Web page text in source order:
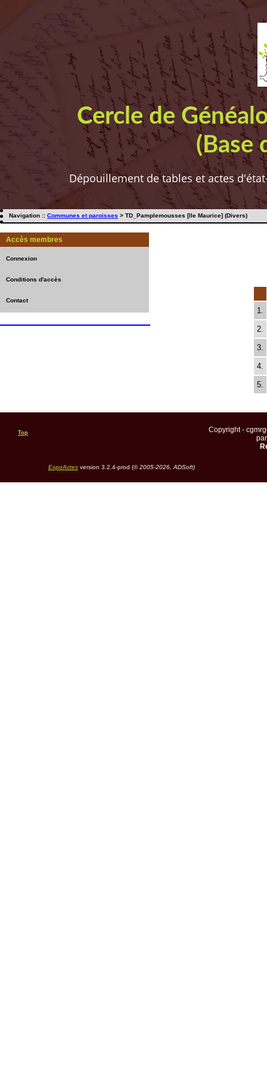
Cercle de
(Base
Dépouillement de tables et actes
Navigation :: Communes et paroisses > TD_Pamplemousses [Ile Maurice] (Divers)
Accès membres
Connexion
Conditions d'accès
Contact
1.
2.
3.
4.
5.
Top
Copyright -
ExpoActesversion 3.2.4-prod (©2005-2026, ADSoft)